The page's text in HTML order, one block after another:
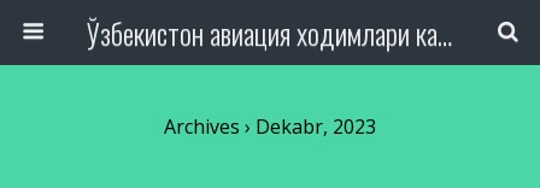
Ўзбекистон авиация ходимлари касаба уюшмаси Республика Кенгаши
Archives › Dekabr, 2023